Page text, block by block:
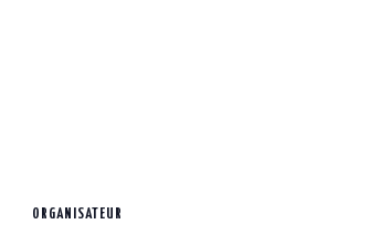
ORGANISATEUR